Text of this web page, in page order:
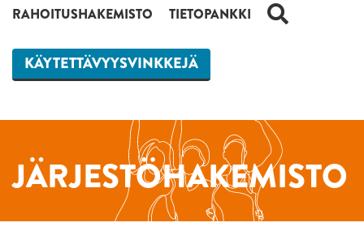
RAHOITUSHAKEMISTO
TIETOPANKKI HAKU
KÄYTETTÄVYYSVINKKEJÄ
JÄRJESTÖHAKEMISTO